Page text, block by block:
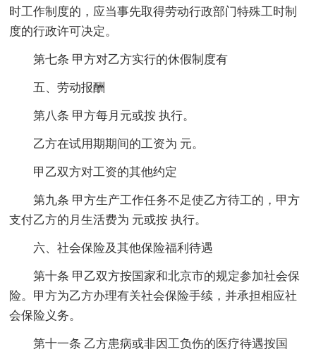
时工作制度的，应当事先取得劳动行政部门特殊工时制
度的行政许可决定。
第七条 甲方对乙方实行的休假制度有
五、劳动报酬
第八条 甲方每月元或按 执行。
乙方在试用期期间的工资为 元。
甲乙双方对工资的其他约定
第九条 甲方生产工作任务不足使乙方待工的，甲方
支付乙方的月生活费为 元或按 执行。
六、社会保险及其他保险福利待遇
第十条 甲乙双方按国家和北京市的规定参加社会保
险。甲方为乙方办理有关社会保险手续，并承担相应社
会保险义务。
第十一条 乙方患病或非因工负伤的医疗待遇按国